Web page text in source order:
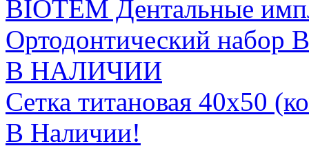
BIOTEM Дентальные
Ортодонтический набор
В НАЛИЧИИ
Сетка титановая 40х50
В Наличии!